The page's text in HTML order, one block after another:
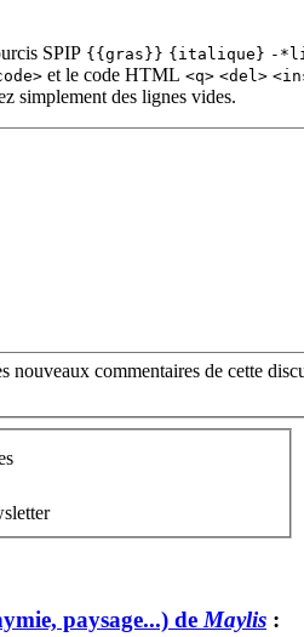
SPIP {{gras}} {italique} -
et le code HTML <q> <del>
simplement des lignes vides.
nouveaux commentaires de cette
paysage...) de Maylis :